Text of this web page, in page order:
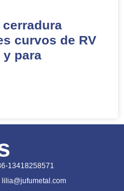
curvos de RV
para
13418258571